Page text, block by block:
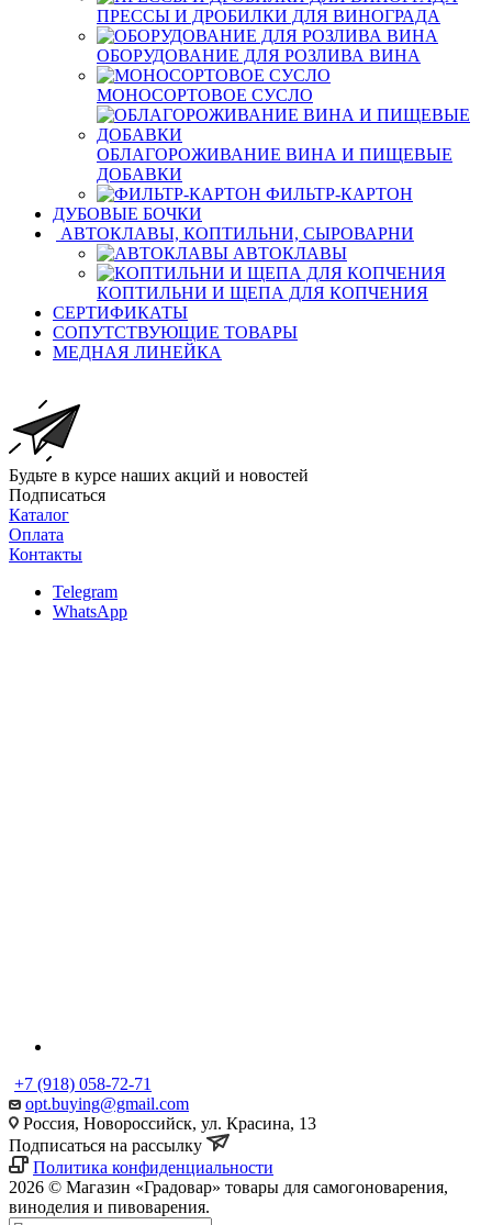
ПРЕССЫ И ДРОБИЛКИ ДЛЯ ВИНОГРАДА
ОБОРУДОВАНИЕ ДЛЯ РОЗЛИВА ВИНА
МОНОСОРТОВОЕ СУСЛО
ОБЛАГОРОЖИВАНИЕ ВИНА И ПИЩЕВЫЕ
ДОБАВКИ
ФИЛЬТР-КАРТОН
ДУБОВЫЕ БОЧКИ
АВТОКЛАВЫ, КОПТИЛЬНИ, СЫРОВАРНИ
АВТОКЛАВЫ
КОПТИЛЬНИ И ЩЕПА ДЛЯ КОПЧЕНИЯ
СЕРТИФИКАТЫ
СОПУТСТВУЮЩИЕ ТОВАРЫ
МЕДНАЯ ЛИНЕЙКА
Будьте в курсе наших акций и новостей
Подписаться
Каталог
Оплата
Контакты
Telegram
WhatsApp
+7 (918) 058-72-71
opt.buying@gmail.com
Россия, Новороссийск, ул. Красина, 13
Подписаться на рассылку
Политика конфиденциальности
2026 © Магазин «Градовар» товары для самогоноварения,
виноделия и пивоварения.